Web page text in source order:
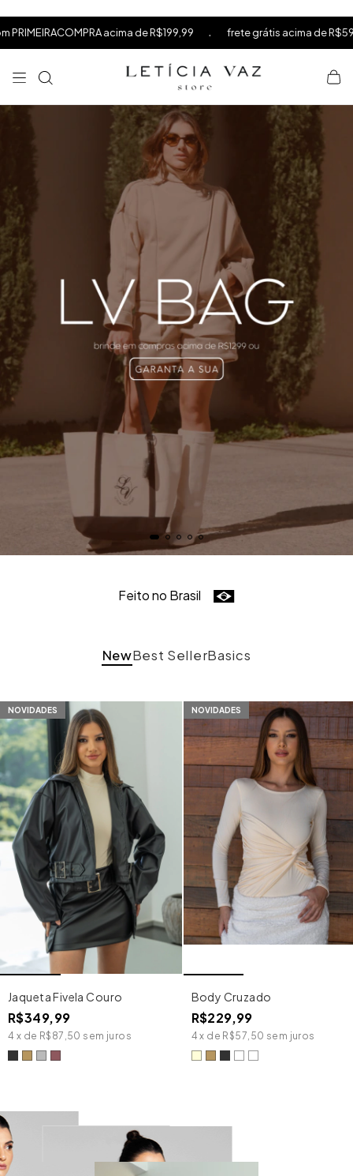
de R$199,99 . frete grátis acima de R$599 . 10% OFF na
Feito no Brasil
NewBest SellerBasics
NOVIDADES
Jaqueta Fivela Couro
R$349,99
4 x de R$87,50 sem juros
NOVIDADES
Body Cruzado
R$229,99
4 x de R$57,50 sem juros
×
TAMANHO: